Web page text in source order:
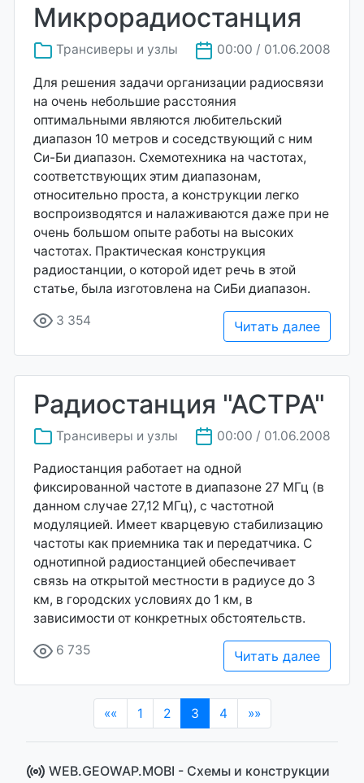
Микрорадиостанция
Трансиверы и узлы 00:00 / 01.06.2008
Для решения задачи организации радиосвязи
на очень небольшие расстояния
оптимальными являются любительский
диапазон 10 метров и соседствующий с ним
Си-Би диапазон. Схемотехника на частотах,
соответствующих этим диапазонам,
относительно проста, а конструкции легко
воспроизводятся и налаживаются даже при не
очень большом опыте работы на высоких
частотах. Практическая конструкция
радиостанции, о которой идет речь в этой
статье, была изготовлена на СиБи диапазон.
3 354 Читать далее
Радиостанция "АСТРА"
Трансиверы и узлы 00:00 / 01.06.2008
Радиостанция работает на одной
фиксированной частоте в диапазоне 27 МГц (в
данном случае 27,12 МГц), с частотной
модуляцией. Имеет кварцевую стабилизацию
частоты как приемника так и передатчика. С
однотипной радиостанцией обеспечивает
связь на открытой местности в радиусе до 3
км, в городских условиях до 1 км, в
зависимости от конкретных обстоятельств.
6 735 Читать далее
«« 1 2 3(current)
4 »»
WEB.GEOWAP.MOBI - Cхемы и конструкции